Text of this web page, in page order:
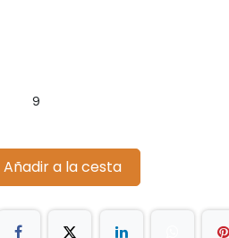
9
Añadir a la cesta